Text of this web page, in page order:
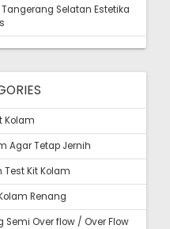
Selatan Estetika
Kolam
Agar Tetap Jernih
Kit Kolam
Renang
Over flow / Over Flow